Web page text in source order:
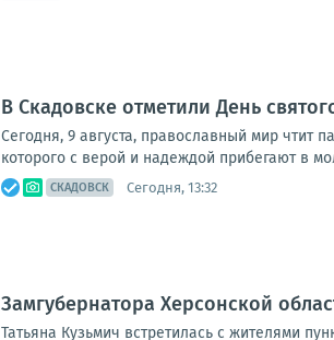
В Скадовске отметили День
Сегодня, 9 августа, православный мир чтит
которого с верой и надеждой прибегают в
СКАДОВСК Сегодня, 13:32
Замгубернатора Херсонской
Татьяна Кузьмич встретилась с жителями